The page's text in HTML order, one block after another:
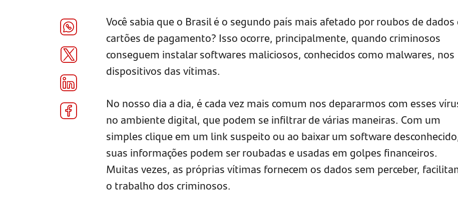
Você sabia que o Brasil é o segundo país mais afetado por roubos de dados
cartões de pagamento? Isso ocorre, principalmente, quando criminosos
conseguem instalar softwares maliciosos, conhecidos como malwares, nos
dispositivos das vítimas.
No nosso dia a dia, é cada vez mais comum nos depararmos com esses
no ambiente digital, que podem se infiltrar de várias maneiras. Com um
simples clique em um link suspeito ou ao baixar um software
suas informações podem ser roubadas e usadas em golpes financeiros.
Muitas vezes, as próprias vítimas fornecem os dados sem perceber,
o trabalho dos criminosos.